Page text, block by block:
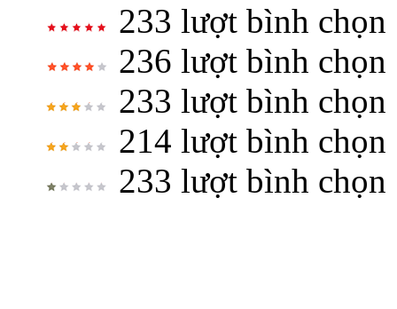
233 lượt bình chọn
236 lượt bình chọn
233 lượt bình chọn
214 lượt bình chọn
233 lượt bình chọn